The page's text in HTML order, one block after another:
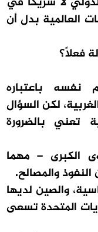
العالمية بدل أن
فعلًا؟
نفسه باعتباره
لكن السؤال
تعني بالضرورة
الكبرى – مهما
والمصالح.
والصين لديها
المتحدة تسعى